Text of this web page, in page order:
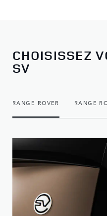
CHOISISSEZ
SV
RANGE ROVER RANGE